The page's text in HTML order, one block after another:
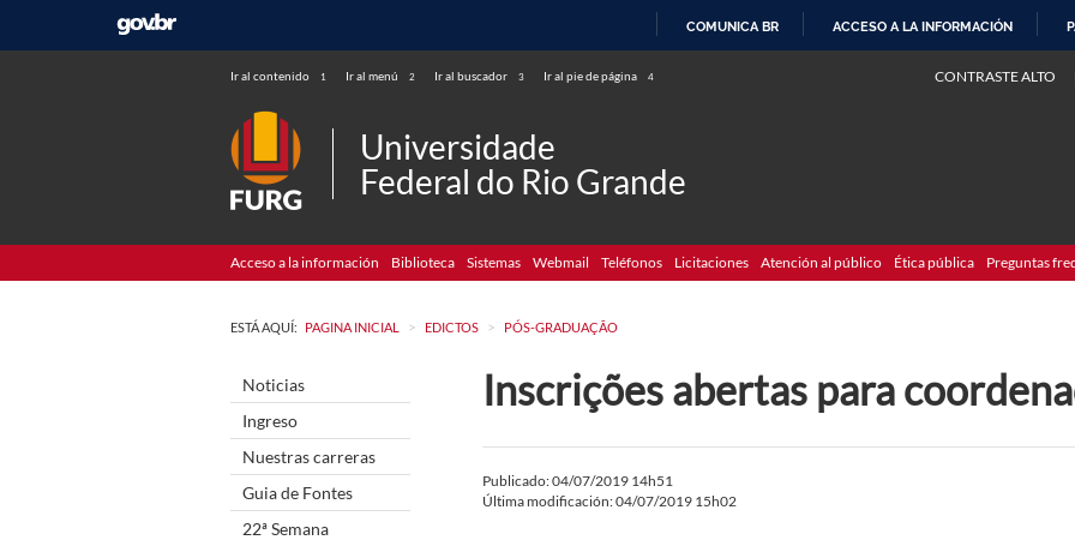
COMUNICA BR ACCESO A LA INFORMACIÓN
Ir al contenido 1 Ir al menú 2 Ir al buscador 3 Ir al pie de página 4 CONTRASTE ALTO
Universidade
Federal do Rio Grande
Acceso a la información Biblioteca Sistemas Webmail Teléfonos Licitaciones Atención al público Ética pública Preguntas
ESTÁ AQUÍ: PAGINA INICIAL > EDICTOS > PÓS-GRADUAÇÃO
Noticias
Ingreso
Nuestras carreras
Guia de Fontes
22ª Semana
Inscrições abertas para
Publicado: 04/07/2019 14h51
Última modificación: 04/07/2019 15h02